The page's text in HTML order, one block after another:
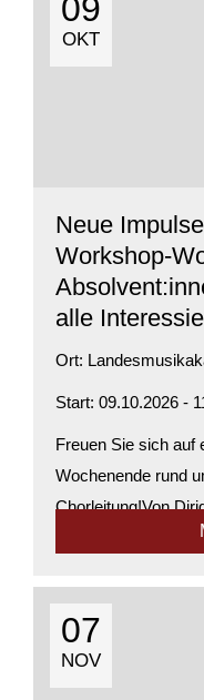
09
OKT
Neue
Workshop-
alle
Ort:
Start: 09.10.2026 -
Freuen Sie sich auf
Wochenende rund
Chorleitung!Von
Arrangement,
07
NOV